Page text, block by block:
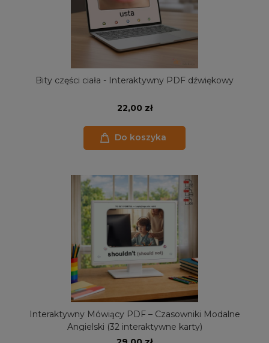
Bity części ciała - Interaktywny PDF dźwiękowy
22,00 zł
Do koszyka
Interaktywny Mówiący PDF – Czasowniki Modalne
Angielski (32 interaktywne karty)